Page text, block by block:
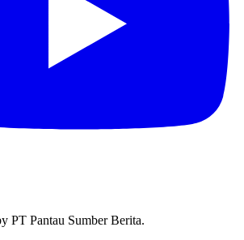
PT Pantau Sumber Berita.